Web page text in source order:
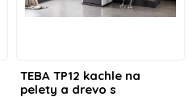
TEBA TP12 kachle na
pelety a drevo s